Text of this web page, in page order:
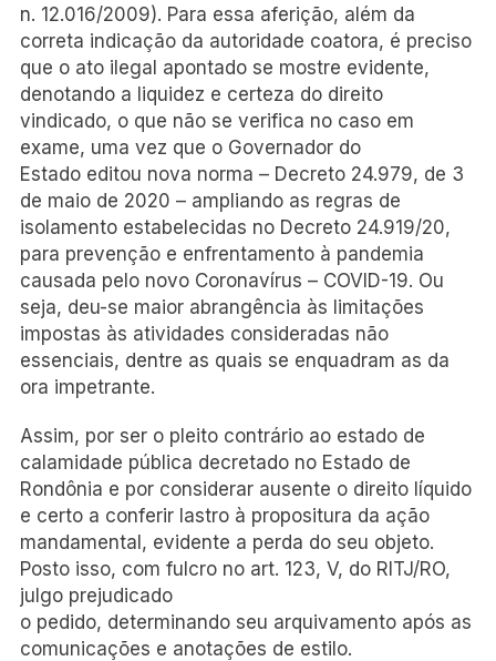
n. 12.016/2009). Para essa aferição, além da
correta indicação da autoridade coatora, é preciso
que o ato ilegal apontado se mostre evidente,
denotando a liquidez e certeza do direito
vindicado, o que não se verifica no caso em
exame, uma vez que o Governador do
Estado editou nova norma – Decreto 24.979, de 3
de maio de 2020 – ampliando as regras de
isolamento estabelecidas no Decreto 24.919/20,
para prevenção e enfrentamento à pandemia
causada pelo novo Coronavírus – COVID-19. Ou
seja, deu-se maior abrangência às limitações
impostas às atividades consideradas não
essenciais, dentre as quais se enquadram as da
ora impetrante.
Assim, por ser o pleito contrário ao estado de
calamidade pública decretado no Estado de
Rondônia e por considerar ausente o direito líquido
e certo a conferir lastro à propositura da ação
mandamental, evidente a perda do seu objeto.
Posto isso, com fulcro no art. 123, V, do RITJ/RO,
julgo prejudicado
o pedido, determinando seu arquivamento após as
comunicações e anotações de estilo.